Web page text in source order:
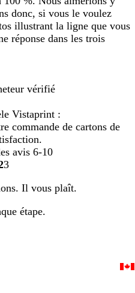
donc, si vous le voulez
illustrant la ligne que vous
réponse dans les trois
vérifié
Vistaprint :
commande de cartons de
avis 6-10
Accéder
la
page
Accéder
la
page
3
Il vous plaît.
étape.